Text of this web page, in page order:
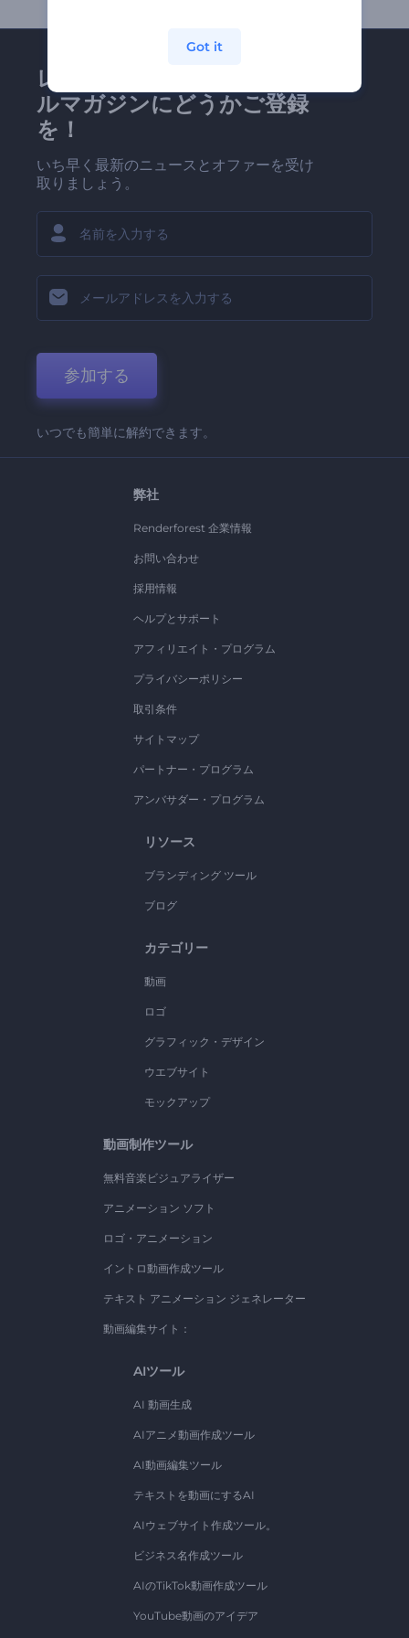
レンダーフォレストのメー
ルマガジンにどうかご登録
を！
いち早く最新のニュースとオファーを受け
取りましょう。
参加する
いつでも簡単に解約できます。
弊社
Renderforest 企業情報
お問い合わせ
採用情報
ヘルプとサポート
アフィリエイト・プログラム
プライバシーポリシー
取引条件
サイトマップ
パートナー・プログラム
アンバサダー・プログラム
リソース
ブランディング ツール
ブログ
カテゴリー
動画
ロゴ
グラフィック・デザイン
ウエブサイト
モックアップ
動画制作ツール
無料音楽ビジュアライザー
アニメーション ソフト
ロゴ・アニメーション
イントロ動画作成ツール
テキスト アニメーション ジェネレーター
動画編集サイト：
AIツール
AI 動画生成
AIアニメ動画作成ツール
AI動画編集ツール
テキストを動画にするAI
AIウェブサイト作成ツール。
ビジネス名作成ツール
AIのTikTok動画作成ツール
YouTube動画のアイデア
Got it